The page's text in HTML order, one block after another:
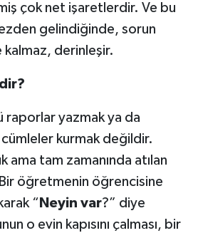
çok net işaretlerdir. Ve bu
gelindiğinde, sorun
derinleşir.
raporlar yazmak ya da
kurmak değildir.
ama tam zamanında atılan
öğretmenin öğrencisine
“ Neyin var?” diye
o evin kapısını çalması, bir